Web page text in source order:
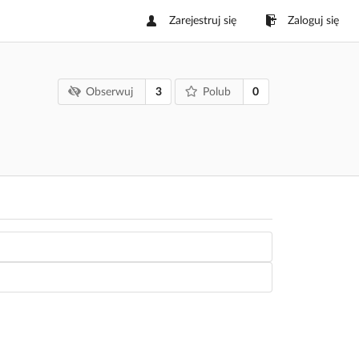
Zarejestruj się Zaloguj się
Obserwuj 3 Polub 0